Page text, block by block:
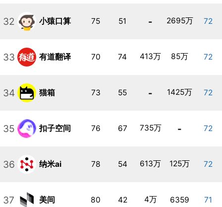
32 小猿口算 75 51 - 2695万 72
33 有道翻译 70 74 413万 85万 72
34 猫箱 73 55 - 1425万 72
35 扣子空间 76 67 735万 - 72
36 纳米ai 78 54 613万 125万 72
37 美间 80 42 4万 6359 71